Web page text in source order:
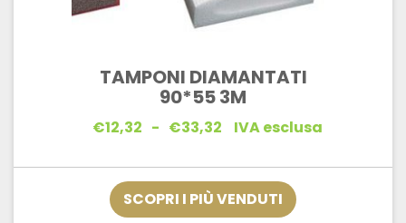
TAMPONI DIAMANTATI
90*55 3M
€12,32 - €33,32Fascia
di
da
€12,32
a
€33,32
IVA esclusa
SCOPRI I PIÙ VENDUTI